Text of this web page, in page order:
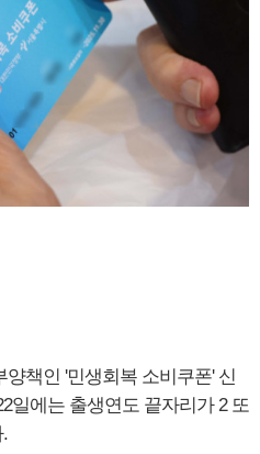
책인 '민생회복 소비쿠폰' 신
일에는 출생연도 끝자리가 2 또